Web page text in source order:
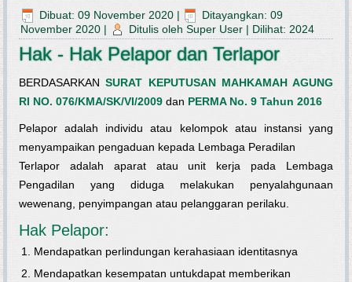
Dibuat: 09 November 2020 |
Ditayangkan: 09
November 2020 | Ditulis oleh Super User | Dilihat: 2024
Hak - Hak Pelapor dan Terlapor
BERDASARKANSURAT KEPUTUSAN MAHKAMAH AGUNG
RI NO. 076/KMA/SK/VI/2009 dan PERMA No. 9 Tahun 2016
Pelapor adalah individu atau kelompok atau instansi yang
menyampaikan pengaduan kepada Lembaga Peradilan
Terlapor adalah aparat atau unit kerja pada Lembaga
Pengadilan yang diduga melakukan penyalahgunaan
wewenang, penyimpangan atau pelanggaran perilaku.
Hak Pelapor:
1. Mendapatkan perlindungan kerahasiaan identitasnya
2. Mendapatkan kesempatan untukdapat memberikan